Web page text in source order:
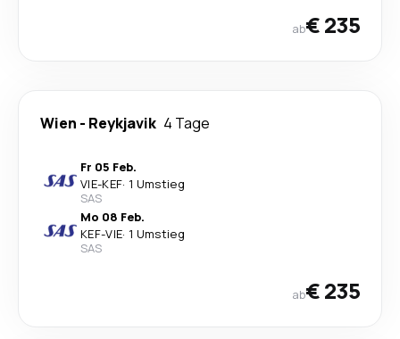
ab€ 235
Wien - Reykjavik 4 Tage
Fr 05 Feb.
VIE-KEF· 1 Umstieg
SAS
Mo 08 Feb.
KEF-VIE· 1 Umstieg
SAS
ab€ 235